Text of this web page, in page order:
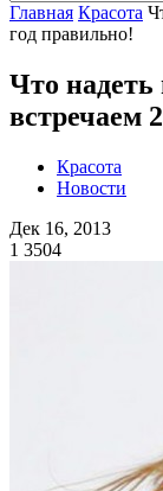
Главная Красота
год правильно!
Что
встречаем
Красота
Новости
Дек 16, 2013
1 3504